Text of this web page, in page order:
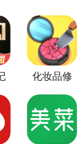
化妆品修